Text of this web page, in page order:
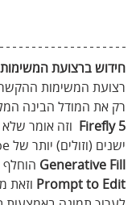
חידוש ברצועת
רצועת המשימות
רק את המודל הבינה
Firefly 5
וזה אומר
ישנים (וזולים) יותר של Adobe. כפתור
Generative Fill הוחלף
Prompt to Edit וזאת